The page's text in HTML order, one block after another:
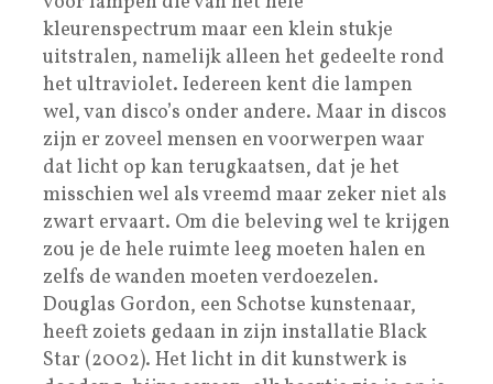
kleurenspectrum maar een klein stukje
uitstralen, namelijk alleen het gedeelte rond
het ultraviolet. Iedereen kent die lampen
wel, van disco’s onder andere. Maar in discos
zijn er zoveel mensen en voorwerpen waar
dat licht op kan terugkaatsen, dat je het
misschien wel als vreemd maar zeker niet als
zwart ervaart. Om die beleving wel te krijgen
zou je de hele ruimte leeg moeten halen en
zelfs de wanden moeten verdoezelen.
Douglas Gordon, een Schotse kunstenaar,
heeft zoiets gedaan in zijn installatie Black
Star (2002). Het licht in dit kunstwerk is